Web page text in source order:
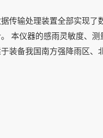
传输处理装置全部实现了
本仪器的感雨灵敏度、测
装备我国南方强降雨区、